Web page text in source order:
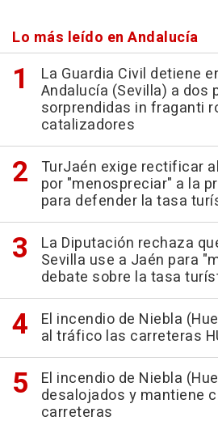
Lo más leído en Andalucía
La Guardia Civil detiene
Andalucía (Sevilla) a dos
sorprendidas in fraganti
catalizadores
TurJaén exige rectificar
por "menospreciar" a la
para defender la tasa
La Diputación rechaza
Sevilla use a Jaén para
debate sobre la tasa
El incendio de Niebla
al tráfico las carreteras
El incendio de Niebla
desalojados y mantiene
carreteras